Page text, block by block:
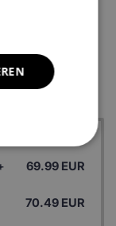
abhängig vom
69.99 EUR
70.49 EUR